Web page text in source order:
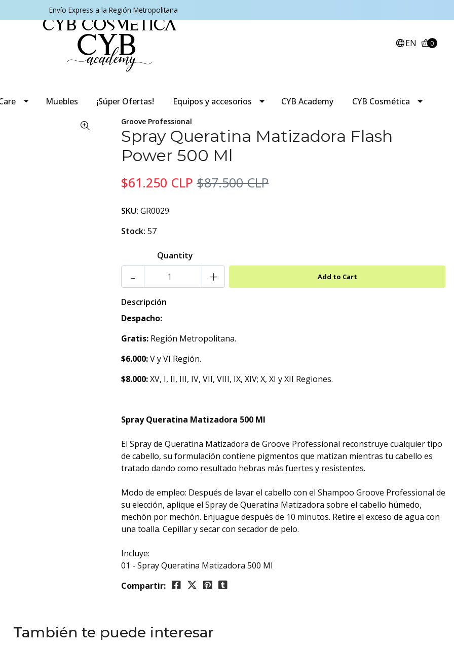
Envío Express a la Región Metropolitana
EN 0
Muebles ¡Súper Ofertas! Equipos y accesorios CYB Academy CYB Cosmética
Groove Professional
Spray Queratina Matizadora Flash
Power 500 Ml
$61.250 CLP $87.500 CLP
SKU: GR0029
Stock: 57
Quantity
- +
Descripción
Despacho:
Gratis: Región Metropolitana.
$6.000:V y VI Región.
$8.000:XV, I, II, III, IV, VII, VIII, IX, XIV; X, XI y XII Regiones.
Spray Queratina Matizadora 500 Ml
El Spray de Queratina Matizadora de Groove Professional reconstruye cualquier tipo
de cabello, su formulación contiene pigmentos que matizan mientras tu cabello es
tratado dando como resultado hebras más fuertes y resistentes.
Modo de empleo: Después de lavar el cabello con el Shampoo Groove Professional de
su elección, aplique el Spray de Queratina Matizadora sobre el cabello húmedo,
mechón por mechón. Enjuague después de 10 minutos. Retire el exceso de agua con
una toalla. Cepillar y secar con secador de pelo.
Incluye:
01 - Spray Queratina Matizadora 500 Ml
Compartir:
También te puede interesar